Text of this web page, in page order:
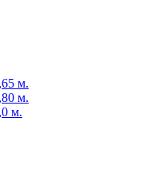
м.
м.
м.